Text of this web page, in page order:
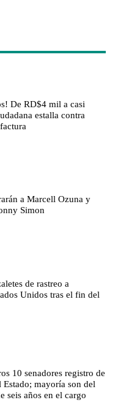
De RD$4 mil a casi
estalla contra
a Marcell Ozuna y
Simon
de rastreo a
Unidos tras el fin del
10 senadores registro de
Estado; mayoría son del
seis años en el cargo